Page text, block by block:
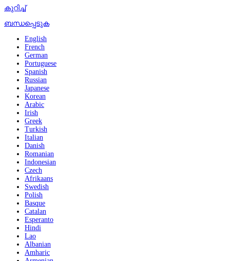
കുറിച്ച്
ബന്ധപ്പെടുക
English
French
German
Portuguese
Spanish
Russian
Japanese
Korean
Arabic
Irish
Greek
Turkish
Italian
Danish
Romanian
Indonesian
Czech
Afrikaans
Swedish
Polish
Basque
Catalan
Esperanto
Hindi
Lao
Albanian
Amharic